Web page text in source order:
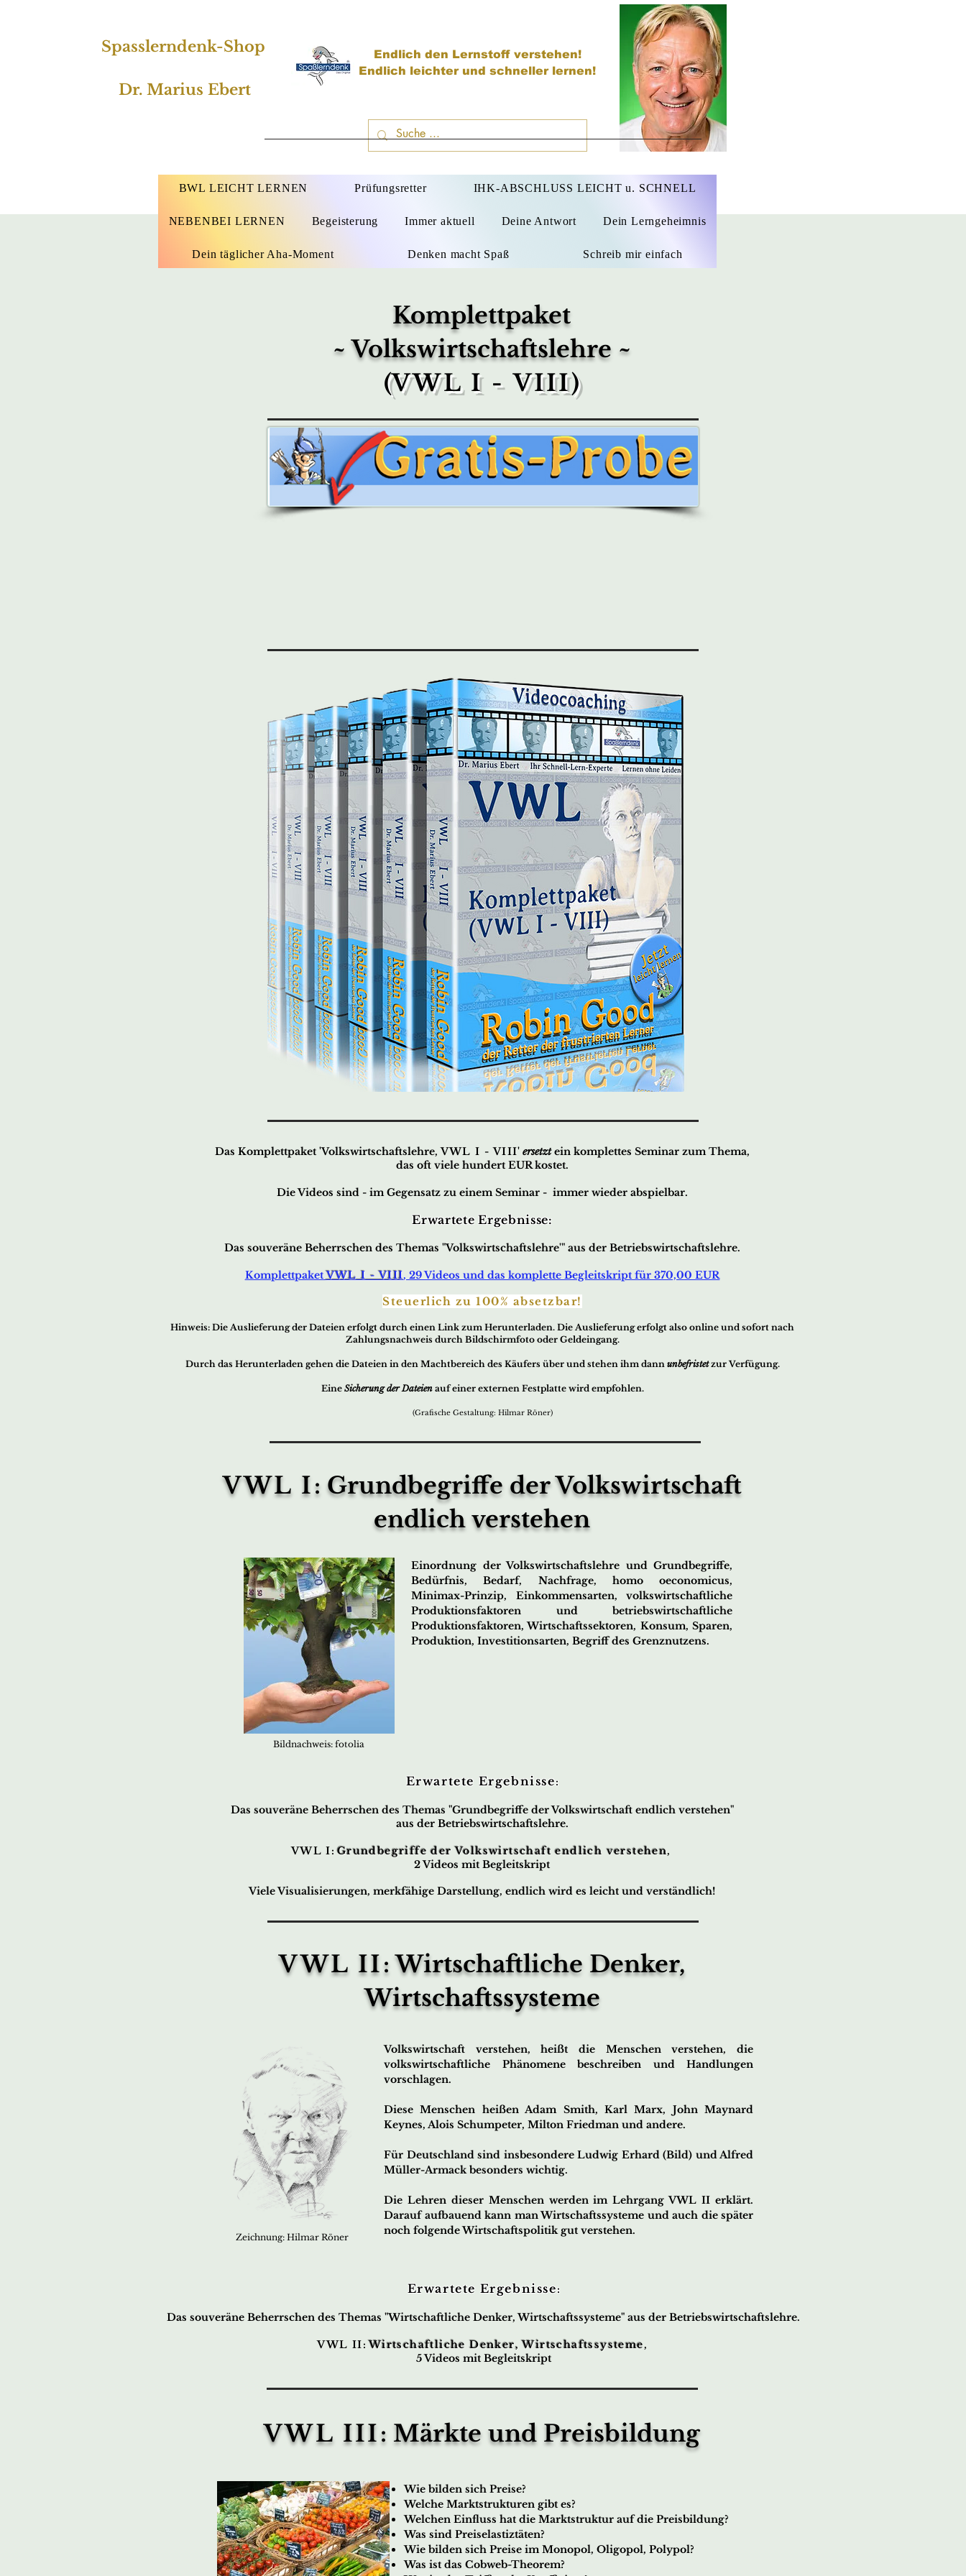
Spasslerndenk-Shop
Dr. Marius Ebert
Endlich den Lernstoff verstehen!
Endlich leichter und schneller lernen!
Dr. Marius Ebert
BWL LEICHT LERNEN Prüfungsretter IHK-ABSCHLUSS LEICHT u. SCHNELL
NEBENBEI LERNEN Begeisterung Immer aktuell Deine Antwort Dein Lerngeheimnis
Dein täglicher Aha-Moment Denken macht Spaß Schreib mir einfach
Komplettpaket
~ Volkswirtschaftslehre ~
(VWL I - VIII)
Das Komplettpaket 'Volkswirtschaftslehre,VWL I - VIII'ersetztein komplettes Seminar zum Thema,
das oft viele hundert EUR kostet.
Die Videos sind - im Gegensatz zu einem Seminar - immer wieder abspielbar.
Erwartete Ergebnisse:
Das souveräne Beherrschen des Themas "Volkswirtschaftslehre'" aus der Betriebswirtschaftslehre.
KomplettpaketVWL I - VIII, 29 Videos und das komplette Begleitskript für 370,00 EUR
Steuerlich zu 100% absetzbar!
Hinweis: Die Auslieferung der Dateien erfolgt durch einen Link zum Herunterladen. Die Auslieferung erfolgt also online und sofort nach
Zahlungsnachweis durch Bildschirmfoto oder Geldeingang.
Durch das Herunterladen gehen die Dateien in den Machtbereich des Käufers über und stehen ihm dann unbefristetzur Verfügung.
Eine Sicherung der Dateienauf einer externen Festplatte wird empfohlen.
(Grafische Gestaltung: Hilmar Röner)
VWL I: Grundbegriffe der Volkswirtschaft
endlich verstehen
Bildnachweis: fotolia
Einordnung der Volkswirtschaftslehre und Grundbegriffe,
Bedürfnis, Bedarf, Nachfrage, homo oeconomicus,
Minimax-Prinzip, Einkommensarten, volkswirtschaftliche
Produktionsfaktoren und betriebswirtschaftliche
Produktionsfaktoren, Wirtschaftssektoren, Konsum, Sparen,
Produktion, Investitionsarten, Begriff des Grenznutzens.
Erwartete Ergebnisse:
Das souveräne Beherrschen des Themas "Grundbegriffe der Volkswirtschaft endlich verstehen"
aus der Betriebswirtschaftslehre.
VWL I:Grundbegriffe der Volkswirtschaft endlich verstehen,
2 Videos mit Begleitskript
Viele Visualisierungen, merkfähige Darstellung, endlich wird es leicht und verständlich!
VWL II: Wirtschaftliche Denker,
Wirtschaftssysteme
Zeichnung: Hilmar Röner
Volkswirtschaft verstehen, heißt die Menschen verstehen, die
volkswirtschaftliche Phänomene beschreiben und Handlungen
vorschlagen.
Diese Menschen heißen Adam Smith, Karl Marx, John Maynard
Keynes, Alois Schumpeter, Milton Friedman und andere.
Für Deutschland sind insbesondere Ludwig Erhard (Bild) und Alfred
Müller-Armack besonders wichtig.
Die Lehren dieser Menschen werden im Lehrgang VWL II erklärt.
Darauf aufbauend kann man Wirtschaftssysteme und auch die später
noch folgende Wirtschaftspolitik gut verstehen.
Erwartete Ergebnisse:
Das souveräne Beherrschen des Themas "Wirtschaftliche Denker, Wirtschaftssysteme" aus der Betriebswirtschaftslehre.
VWL II:Wirtschaftliche Denker, Wirtschaftssysteme,
5 Videos mit Begleitskript
VWL III: Märkte und Preisbildung
Wie bilden sich Preise?
Welche Marktstrukturen gibt es?
Welchen Einfluss hat die Marktstruktur auf die Preisbildung?
Was sind Preiselastiztäten?
Wie bilden sich Preise im Monopol, Oligopol, Polypol?
Was ist das Cobweb-Theorem?